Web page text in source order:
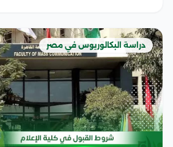
دراسة البكالوريوس في مصر